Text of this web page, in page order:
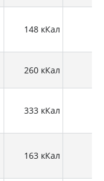
148 кКал
260 кКал
333 кКал
163 кКал